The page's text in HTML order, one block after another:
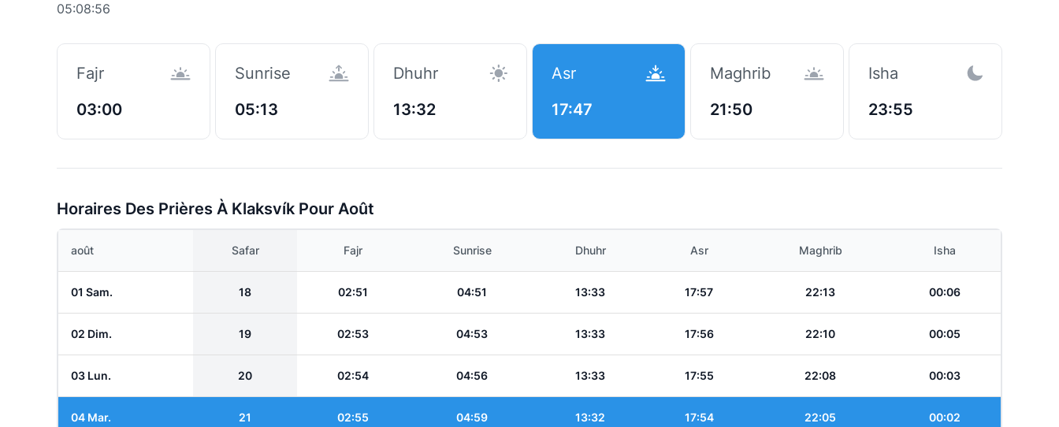
05:08:55
Fajr
03:00
Sunrise
05:13
Dhuhr
13:32
Asr
17:47
Maghrib
21:50
Isha
23:55
Horaires Des Prières À Klaksvík Pour Août
août Safar Fajr Sunrise Dhuhr Asr Maghrib Isha
01 Sam. 18 02:51 04:51 13:33 17:57 22:13 00:06
02 Dim. 19 02:53 04:53 13:33 17:56 22:10 00:05
03 Lun. 20 02:54 04:56 13:33 17:55 22:08 00:03
04 Mar. 21 02:55 04:59 13:32 17:54 22:05 00:02